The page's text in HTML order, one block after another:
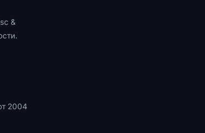
&
2004